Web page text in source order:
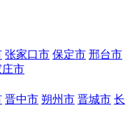
张家口市 保定市 邢台市
市
晋中市 朔州市 晋城市 长